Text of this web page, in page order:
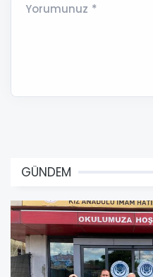
Yorumunuz *
GÜNDEM